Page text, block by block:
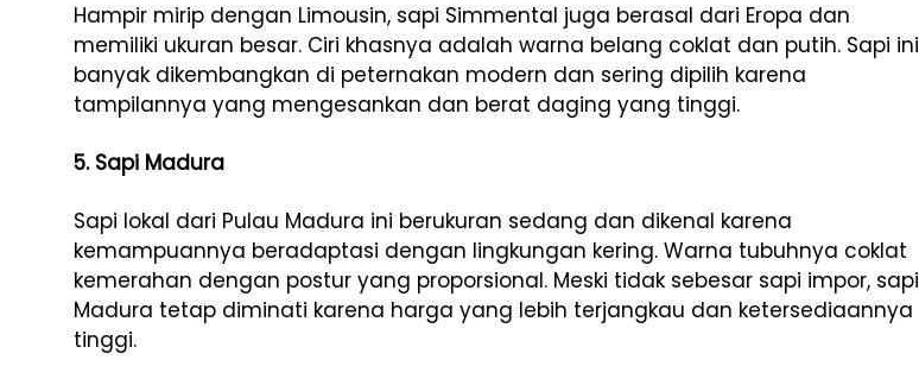
Hampir mirip dengan Limousin, sapi Simmental juga berasal dari Eropa dan
memiliki ukuran besar. Ciri khasnya adalah warna belang coklat dan putih. Sapi ini
banyak dikembangkan di peternakan modern dan sering dipilih karena
tampilannya yang mengesankan dan berat daging yang tinggi.
5. Sapi Madura
Sapi lokal dari Pulau Madura ini berukuran sedang dan dikenal karena
kemampuannya beradaptasi dengan lingkungan kering. Warna tubuhnya coklat
kemerahan dengan postur yang proporsional. Meski tidak sebesar sapi impor, sapi
Madura tetap diminati karena harga yang lebih terjangkau dan ketersediaannya
tinggi.